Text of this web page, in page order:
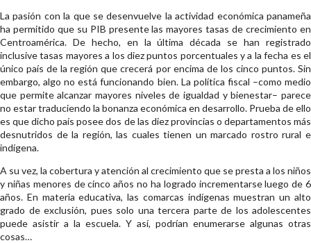
La pasión con la que se desenvuelve la actividad económica panameña
ha permitido que su PIB presente las mayores tasas de crecimiento en
Centroamérica. De hecho, en la última década se han registrado
inclusive tasas mayores a los diez puntos porcentuales y a la fecha es el
único país de la región que crecerá por encima de los cinco puntos. Sin
embargo, algo no está funcionando bien. La política fiscal –como medio
que permite alcanzar mayores niveles de igualdad y bienestar– parece
no estar traduciendo la bonanza económica en desarrollo. Prueba de ello
es que dicho país posee dos de las diez provincias o departamentos más
desnutridos de la región, las cuales tienen un marcado rostro rural e
indígena.
A su vez, la cobertura y atención al crecimiento que se presta a los niños
y niñas menores de cinco años no ha logrado incrementarse luego de 6
años. En materia educativa, las comarcas indígenas muestran un alto
grado de exclusión, pues solo una tercera parte de los adolescentes
puede asistir a la escuela. Y así, podrían enumerarse algunas otras
cosas…